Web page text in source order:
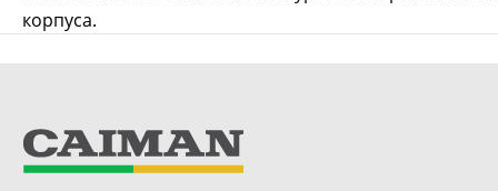
корпуса.